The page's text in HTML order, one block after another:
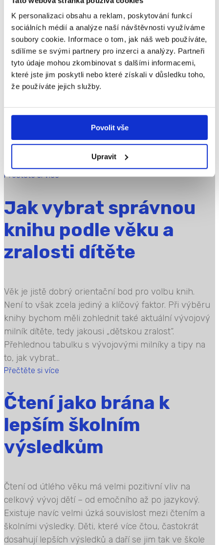
K personalizaci obsahu a reklam, poskytování funkcí
sociálních médií a analýze naší návštěvnosti využíváme
soubory cookie. Informace o tom, jak náš web používáte,
sdílíme se svými partnery pro inzerci a analýzy. Partneři
tyto údaje mohou zkombinovat s dalšími informacemi,
které jste jim poskytli nebo které získali v důsledku toho,
že používáte jejich služby.
Povolit vše
Upravit
Když rodič čte, dítě
roste. Síla rodinného
čtení v době displejů
stovky tisíc slov denně, je čím dál obtížnější zůstat
soustředěný. Současným trendem se stávají spíše
krátké texty, ubývá však „hluboké čtení“. Tento vliv
proniká i do dětského světa, a to přes rodiče. Jak
Přečtěte si více
Jak vybrat správnou
knihu podle věku a
zralosti dítěte
Věk je jistě dobrý orientační bod pro volbu knih.
Není to však zcela jediný a klíčový faktor. Při výběru
knihy bychom měli zohlednit také aktuální vývojový
milník dítěte, tedy jakousi „dětskou zralost“.
Přehlednou tabulku s vývojovými milníky a tipy na
to, jak vybrat...
Přečtěte si více
Čtení jako brána k
lepším školním
výsledkům
Čtení od útlého věku má velmi pozitivní vliv na
celkový vývoj dětí – od emočního až po jazykový.
Existuje navíc velmi úzká souvislost mezi čtením a
školními výsledky. Děti, které více čtou, častokrát
dosahují lepších výsledků a daří se jim tak ve škole